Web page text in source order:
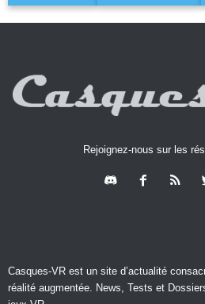
Rejoignez-nous sur les
Casques-VR est un site d’actualité
réalité augmentée. News, Tests et